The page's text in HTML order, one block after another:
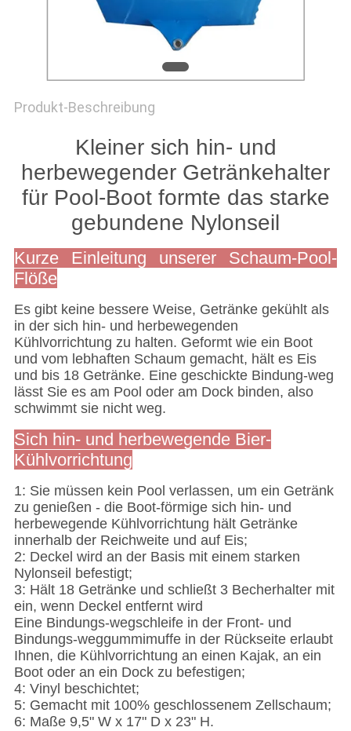
Produkt-Beschreibung
Kleiner sich hin- und
herbewegender Getränkehalter
für Pool-Boot formte das starke
gebundene Nylonseil
Kurze Einleitung unserer Schaum-Pool-
Flöße
Es gibt keine bessere Weise, Getränke gekühlt als
in der sich hin- und herbewegenden
Kühlvorrichtung zu halten. Geformt wie ein Boot
und vom lebhaften Schaum gemacht, hält es Eis
und bis 18 Getränke. Eine geschickte Bindung-weg
lässt Sie es am Pool oder am Dock binden, also
schwimmt sie nicht weg.
Sich hin- und herbewegende Bier-
Kühlvorrichtung
1: Sie müssen kein Pool verlassen, um ein Getränk
zu genießen - die Boot-förmige sich hin- und
herbewegende Kühlvorrichtung hält Getränke
innerhalb der Reichweite und auf Eis;
2: Deckel wird an der Basis mit einem starken
Nylonseil befestigt;
3: Hält 18 Getränke und schließt 3 Becherhalter mit
ein, wenn Deckel entfernt wird
Eine Bindungs-wegschleife in der Front- und
Bindungs-weggummimuffe in der Rückseite erlaubt
Ihnen, die Kühlvorrichtung an einen Kajak, an ein
Boot oder an ein Dock zu befestigen;
4: Vinyl beschichtet;
5: Gemacht mit 100% geschlossenem Zellschaum;
6: Maße 9,5" W x 17" D x 23" H.